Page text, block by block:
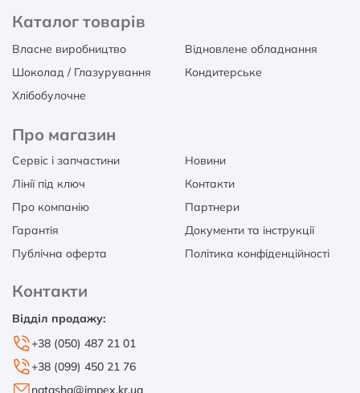
Каталог товарів
Власне виробництво
Відновлене обладнання
Шоколад / Глазурування
Кондитерське
Хлібобулочне
Про магазин
Сервіс і запчастини
Новини
Лінії під ключ
Контакти
Про компанію
Партнери
Гарантія
Документи та інструкції
Публічна оферта
Політика конфіденційності
Контакти
Відділ продажу:
+38 (050) 487 21 01
+38 (099) 450 21 76
natasha@impex.kr.ua